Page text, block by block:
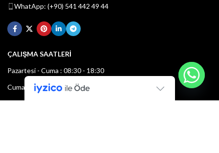
WhatApp: (+90) 541 442 49 44
ÇALIŞMA SAATLERİ
Pazartesi - Cuma : 08:30 - 18:30
Cumartesi : 08:30 - 13:00